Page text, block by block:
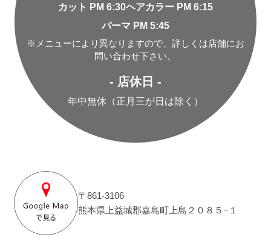
カット PM 6:30ヘアカラー PM 6:15
パーマ PM 5:45
※メニューにより異なりますので、詳しくは店舗にお
問い合わせ下さい。
- 店休日 -
年中無休（正月三が日は除く）
〒861-3106
熊本県上益城郡嘉島町上島２０８５−１